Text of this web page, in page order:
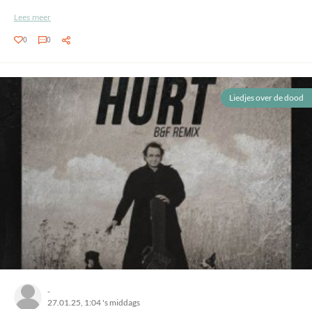
Lees meer
0 0
Liedjes over de dood
-
27.01.25, 1:04 's middags